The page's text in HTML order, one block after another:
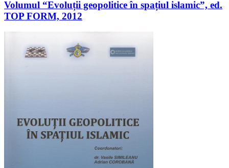
Volumul “Evoluții geopolitice în spațiul islamic”, ed.
TOP FORM, 2012